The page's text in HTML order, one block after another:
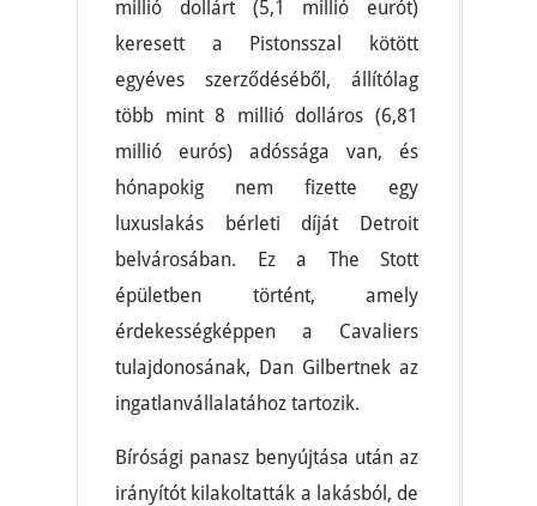
millió dollárt (5,1 millió eurót)
keresett a Pistonsszal kötött
egyéves szerződéséből, állítólag
több mint 8 millió dolláros (6,81
millió eurós) adóssága van, és
hónapokig nem fizette egy
luxuslakás bérleti díját Detroit
belvárosában. Ez a The Stott
épületben történt, amely
érdekességképpen a Cavaliers
tulajdonosának, Dan Gilbertnek az
ingatlanvállalatához tartozik.
Bírósági panasz benyújtása után az
irányítót kilakoltatták a lakásból, de